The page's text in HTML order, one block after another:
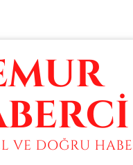
Saç Ekimi Fiyatları,
Saç Ekim Fiyatları
Anlatıyor…
Hangisi? Türkiye’nin Saç